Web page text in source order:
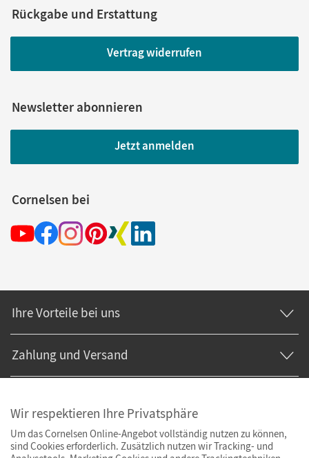
Rückgabe und Erstattung
Vertrag widerrufen
Newsletter abonnieren
Jetzt anmelden
Cornelsen bei
Ihre Vorteile bei uns
Zahlung und Versand
Wir respektieren Ihre Privatsphäre
Um das Cornelsen Online-Angebot vollständig nutzen zu können,
sind Cookies erforderlich. Zusätzlich nutzen wir Tracking- und